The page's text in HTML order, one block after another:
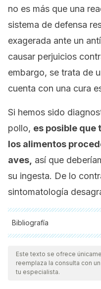
no es más que una
sistema de defensa
exagerada ante un
causar perjuicios
embargo, se trata de
cuenta con una cura
Si hemos sido
pollo, es posible que
los alimentos
aves, así que
su ingesta. De lo
sintomatología
Bibliografía
Todas las fuentes citadas
nuestro equipo, para
vigencia y validez.La
Este texto se ofrece
reemplaza la consulta con
tu especialista.